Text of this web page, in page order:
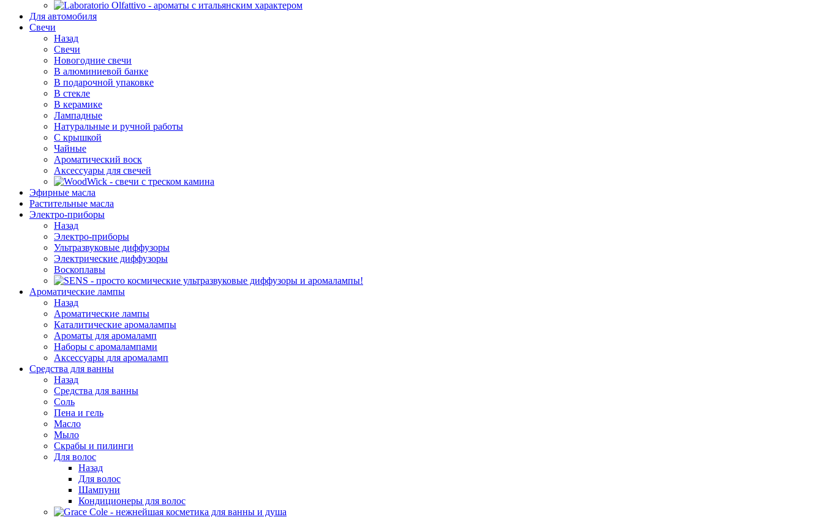
Для автомобиля
Свечи
Назад
Свечи
Новогодние свечи
В алюминиевой банке
В подарочной упаковке
В стекле
В керамике
Лампадные
Натуральные и ручной работы
С крышкой
Чайные
Ароматический воск
Аксессуары для свечей
Эфирные масла
Растительные масла
Электро-приборы
Назад
Электро-приборы
Ультразвуковые диффузоры
Электрические диффузоры
Воскоплавы
Ароматические лампы
Назад
Ароматические лампы
Каталитические аромалампы
Ароматы для аромаламп
Наборы с аромалампами
Аксессуары для аромаламп
Средства для ванны
Назад
Средства для ванны
Соль
Пена и гель
Масло
Мыло
Скрабы и пилинги
Для волос
Назад
Для волос
Шампуни
Кондиционеры для волос